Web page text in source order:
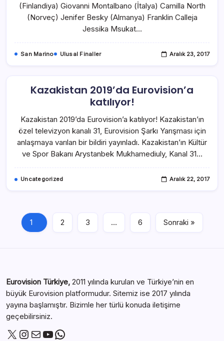
(Finlandiya) Giovanni Montalbano (İtalya) Camilla North
(Norveç) Jenifer Besky (Almanya) Franklin Calleja
Jessika Msukat…
San Marino Ulusal Finaller Aralık 23, 2017
Kazakistan 2019’da Eurovision’a
katılıyor!
Kazakistan 2019’da Eurovision’a katılıyor! Kazakistan’ın
özel televizyon kanalı 31, Eurovision Şarkı Yarışması için
anlaşmaya varılan bir bildiri yayınladı. Kazakistan’ın Kültür
ve Spor Bakanı Arystanbek Mukhamediuly, Kanal 31…
Uncategorized Aralık 22, 2017
1 2 3 … 6 Sonraki »
Eurovision Türkiye, 2011 yılında kurulan ve Türkiye’nin en
büyük Eurovision platformudur. Sitemiz ise 2017 yılında
yayına başlamıştır. Bizimle her türlü konuda iletişime
geçebilirsiniz.